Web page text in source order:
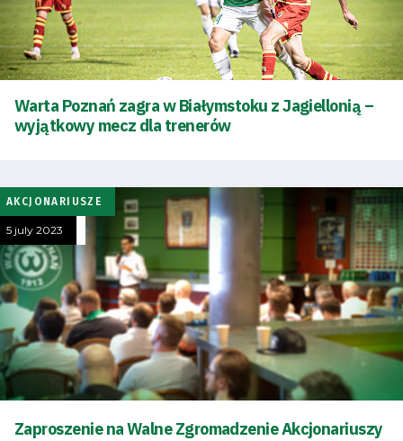
Warta Poznań zagra w Białymstoku z Jagiellonią –
wyjątkowy mecz dla trenerów
AKCJONARIUSZE
5 july 2023
Zaproszenie na Walne Zgromadzenie Akcjonariuszy